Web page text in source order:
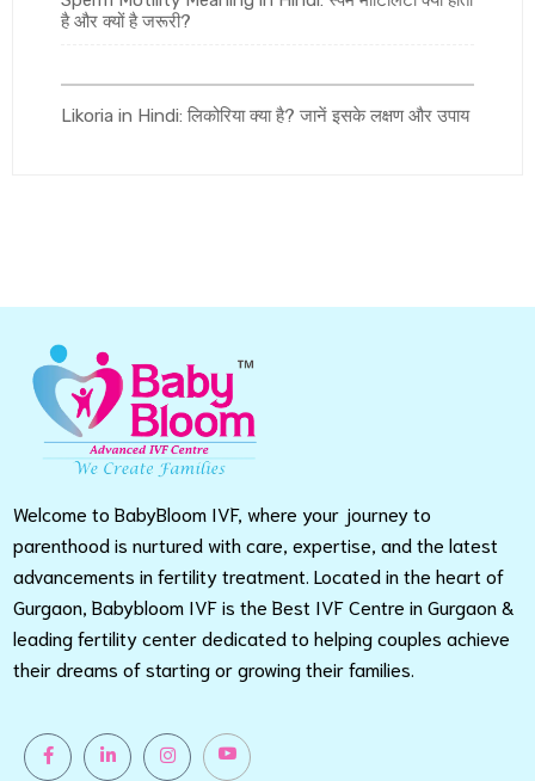
है और क्यों है जरूरी?
Likoria in Hindi: लिकोरिया क्या है? जानें इसके लक्षण और उपाय
Welcome to BabyBloom IVF, where your journey to
parenthood is nurtured with care, expertise, and the latest
advancements in fertility treatment. Located in the heart of
Gurgaon, Babybloom IVF is the Best IVF Centre in Gurgaon &
leading fertility center dedicated to helping couples achieve
their dreams of starting or growing their families.